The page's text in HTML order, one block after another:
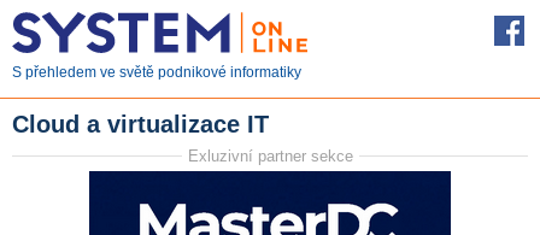
S přehledem ve světě podnikové informatiky
Cloud a virtualizace IT
Exluzivní partner sekce